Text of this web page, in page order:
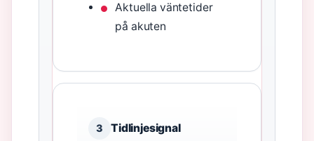
Aktuella väntetider
på akuten
3 Tidlinjesignal